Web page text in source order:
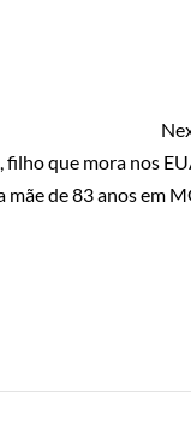
que mora nos
mãe de 83 anos em